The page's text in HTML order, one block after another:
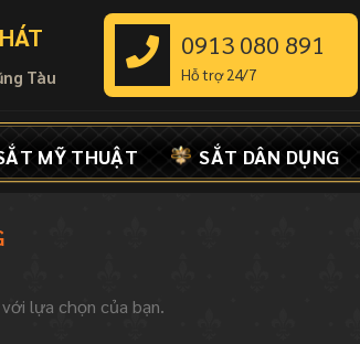
Tàu
0913 080 891
Hỗ trợ 24/7
MỸ THUẬT SẮT DÂN DỤNG
lựa chọn của bạn.